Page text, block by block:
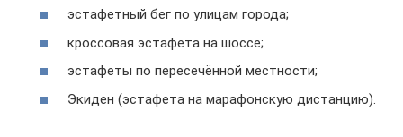
эстафетный бег по улицам города;
кроссовая эстафета на шоссе;
эстафеты по пересечённой местности;
Экиден (эстафета на марафонскую дистанцию).